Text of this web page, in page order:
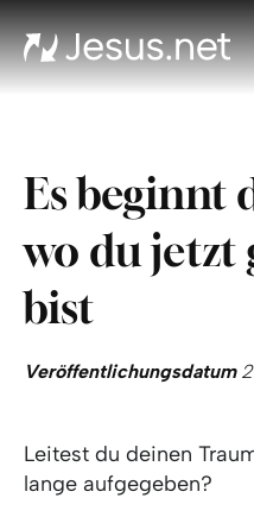
Es beginnt
wo du jetzt
bist
Veröffentlichungsdatum
Leitest du deinen
lange aufgegeben?